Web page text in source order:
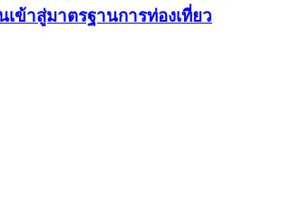
เข้าสู่มาตรฐานการท่องเที่ยว